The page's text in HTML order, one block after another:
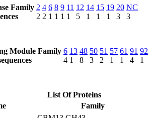
Family 2
2
4
2
6
1
8
1
9
1
11
1
12
5
14
1
15
1
19
1
20
3
NC
3
Module Family 6
4
13
1
48
8
50
3
51
2
57
1
61
1
91
4
92
1
List Of Proteins
Family